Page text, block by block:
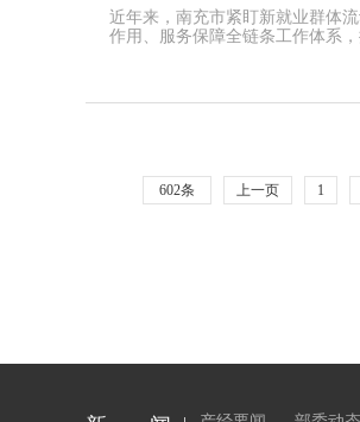
近年来，南充市紧盯新就业群体
作用、服务保障全链条工作体系
602条 上一页 1